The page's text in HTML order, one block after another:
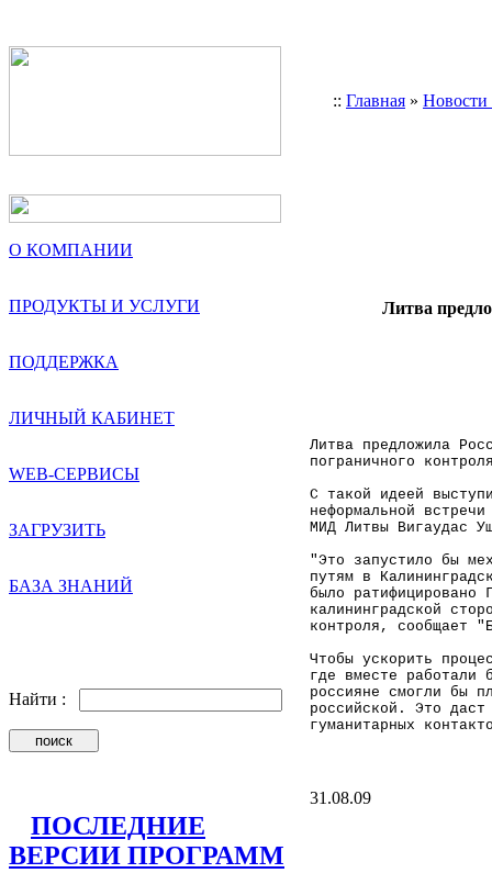
:: Главная »
О КОМПАНИИ
ПРОДУКТЫ И УСЛУГИ
ПОДДЕРЖКА
ЛИЧНЫЙ КАБИНЕТ
WEB-СЕРВИСЫ
ЗАГРУЗИТЬ
БАЗА ЗНАНИЙ
Найти :
ПОСЛЕДНИЕ
ВЕРСИИ ПРОГРАММ
Литва
Литва предложила
пограничного
С такой идеей
неформальной
МИД Литвы Вигаудас
"Это запустило бы
путям в
было
калининградской
контроля, сообщает
Чтобы ускорить
где вместе работали
россияне смогли бы
российской. Это даст
гуманитарных
31.08.09